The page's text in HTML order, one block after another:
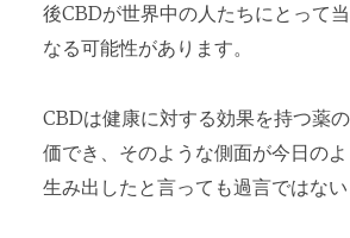
後CBDが世界中の人たちにとって
なる可能性があります。
CBDは健康に対する効果を持つ薬
価でき、そのような側面が今日の
生み出したと言っても過言ではない